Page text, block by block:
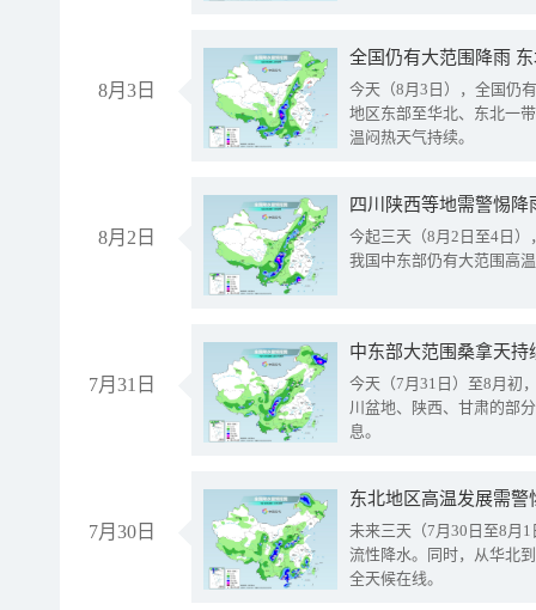
8月3日
全国仍有大范围降雨
今天（8月3日），全国仍
地区东部至华北、东北一
温闷热天气持续。
8月2日
今起三天（8月2日至4日
我国中东部仍有大范围高
7月31日
中东部大范围桑拿天
今天（7月31日）至8月初
川盆地、陕西、甘肃的部
息。
7月30日
东北地区高温发展需
未来三天（7月30日至8月
流性降水。同时，从华北
全天候在线。